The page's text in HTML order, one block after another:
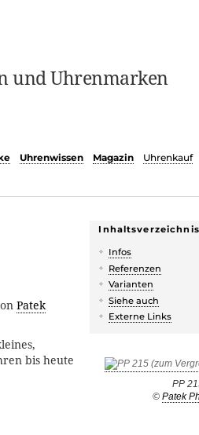
und Uhrenmarken
Uhrenwissen Magazin Uhrenkauf
Inhaltsverzeichnis
Infos
Referenzen
Varianten
Siehe auch
Externe Links
PP
© Patek
Patek
bis heute